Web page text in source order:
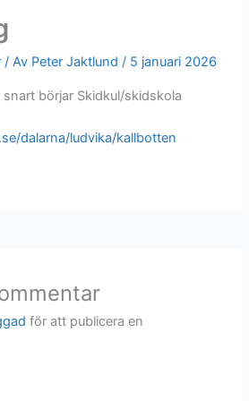
/ Av Peter Jaktlund/ 5 januari 2026
börjar Skidkul/skidskola
dalarna/ludvika/kallbotten
för att publicera en